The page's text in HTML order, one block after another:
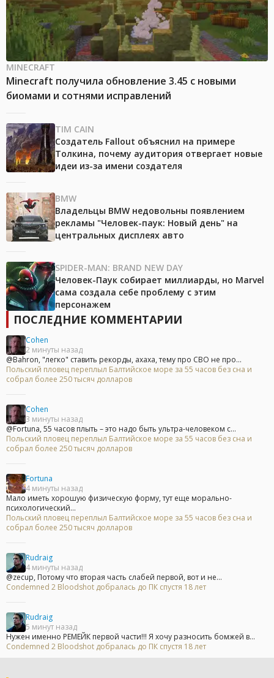
MINECRAFT
Minecraft получила обновление 3.45 с новыми
биомами и сотнями исправлений
TIM CAIN
Создатель Fallout объяснил на примере
Толкина, почему аудитория отвергает новые
идеи из-за имени создателя
BMW
Владельцы BMW недовольны появлением
рекламы "Человек-паук: Новый день" на
центральных дисплеях авто
SPIDER-MAN: BRAND NEW DAY
Человек-Паук собирает миллиарды, но Marvel
сама создала себе проблему с этим
персонажем
ПОСЛЕДНИЕ КОММЕНТАРИИ
Cohen
2 минуты назад
@Bahron, "легко" ставить рекорды, ахаха, тему про СВО не про...
Польский пловец переплыл Балтийское море за 55 часов без сна и
собрал более 250 тысяч долларов
Cohen
3 минуты назад
@Fortuna, 55 часов плыть – это надо быть ультра-человеком с...
Польский пловец переплыл Балтийское море за 55 часов без сна и
собрал более 250 тысяч долларов
Fortuna
4 минуты назад
Мало иметь хорошую физическую форму, тут еще морально-
психологический...
Польский пловец переплыл Балтийское море за 55 часов без сна и
собрал более 250 тысяч долларов
Rudraig
4 минуты назад
@zecup, Потому что вторая часть слабей первой, вот и не...
Condemned 2 Bloodshot добралась до ПК спустя 18 лет
Rudraig
5 минут назад
Нужен именно РЕМЕЙК первой части!!! Я хочу разносить бомжей в...
Condemned 2 Bloodshot добралась до ПК спустя 18 лет